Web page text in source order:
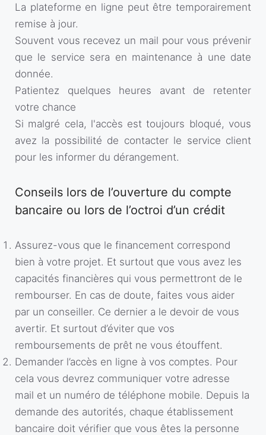
La plateforme en ligne peut être temporairement
remise à jour.
Souvent vous recevez un mail pour vous prévenir
que le service sera en maintenance à une date
donnée.
Patientez quelques heures avant de retenter
votre chance
Si malgré cela, l'accès est toujours bloqué, vous
avez la possibilité de contacter le service client
pour les informer du dérangement.
Conseils lors de l’ouverture du compte
bancaire ou lors de l’octroi d’un crédit
Assurez-vous que le financement correspond
bien à votre projet. Et surtout que vous avez les
capacités financières qui vous permettront de le
rembourser. En cas de doute, faites vous aider
par un conseiller. Ce dernier a le devoir de vous
avertir. Et surtout d’éviter que vos
remboursements de prêt ne vous étouffent.
Demander l’accès en ligne à vos comptes. Pour
cela vous devrez communiquer votre adresse
mail et un numéro de téléphone mobile. Depuis la
demande des autorités, chaque établissement
bancaire doit vérifier que vous êtes la personne